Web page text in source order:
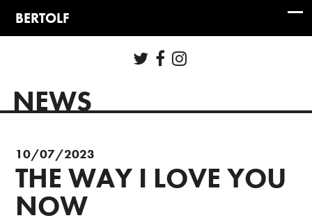
NEWS
10/07/2023
THE WAY I LOVE YOU
NOW